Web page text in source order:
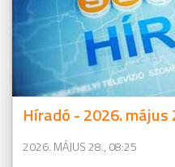
Híradó - 2026. május
2026. MÁJUS 28., 08:25